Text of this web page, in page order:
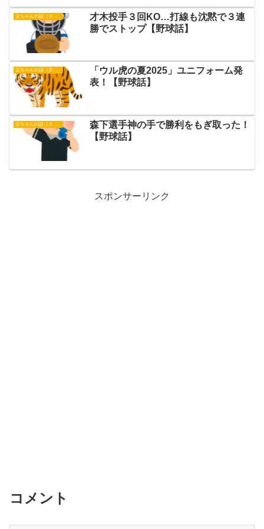
才木投手３回KO…打線も沈黙で３連
勝でストップ【野球話】
父ちゃんの話（タイガース）
「ウル虎の夏2025」ユニフォーム発
表！【野球話】
父ちゃんの話（タイガース）
森下選手神の手で勝利をもぎ取った！
【野球話】
スポンサーリンク
コメント